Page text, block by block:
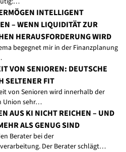
INTELLIGENT
– WENN LIQUIDITÄT ZUR
HERAUSFORDERUNG WIRD
begegnet mir in der Finanzplanung
VON SENIOREN: DEUTSCHE
SELTENER FIT
von Senioren wird innerhalb der
Union sehr…
AUS KI NICHT REICHEN – UND
ALS GENUG SIND
Berater bei der
Der Berater schlägt…